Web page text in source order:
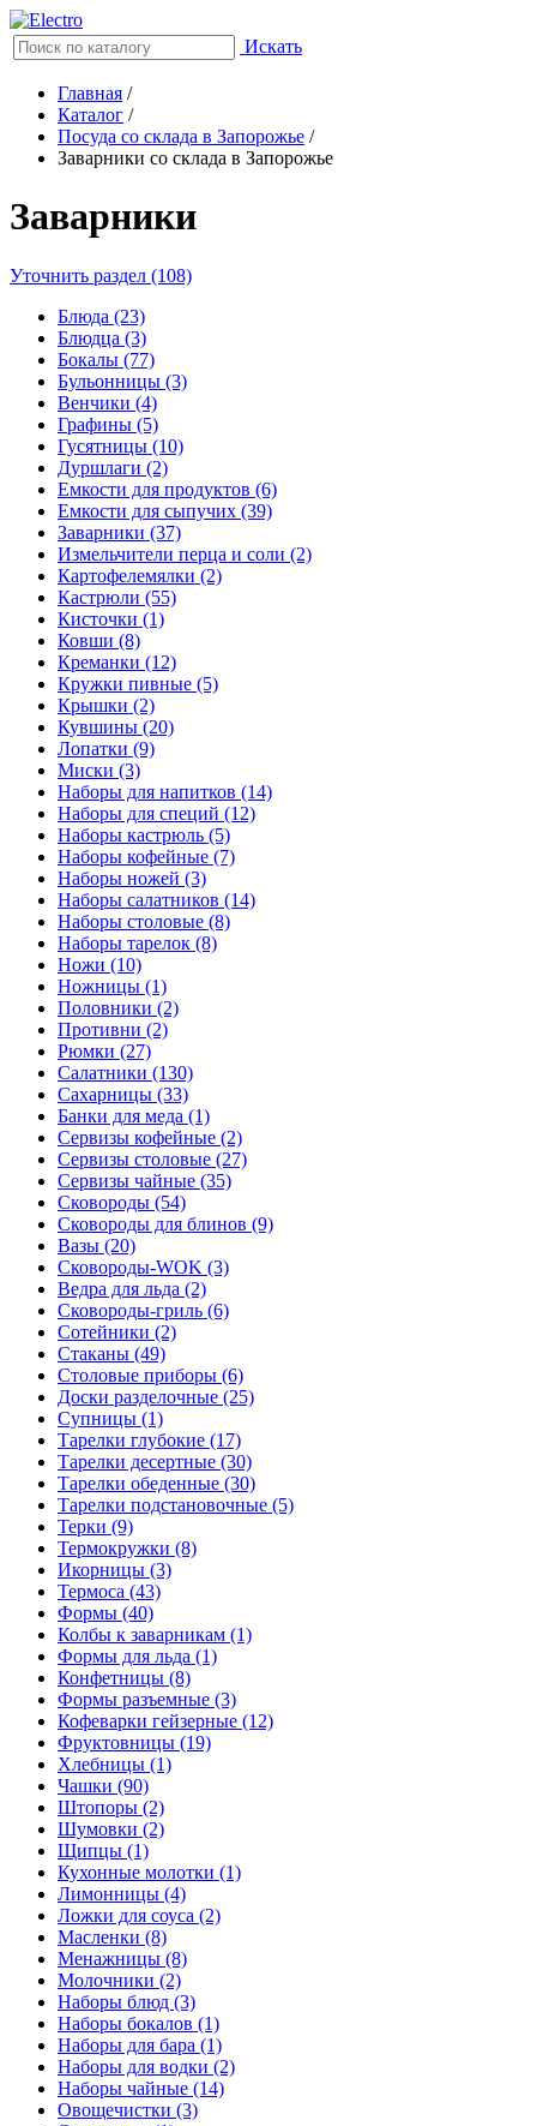
Искать
Главная /
Каталог /
Посуда со склада в Запорожье /
Заварники со склада в Запорожье
Заварники
Уточнить раздел (108)
Блюда (23)
Блюдца (3)
Бокалы (77)
Бульонницы (3)
Венчики (4)
Графины (5)
Гусятницы (10)
Дуршлаги (2)
Емкости для продуктов (6)
Емкости для сыпучих (39)
Заварники (37)
Измельчители перца и соли (2)
Картофелемялки (2)
Кастрюли (55)
Кисточки (1)
Ковши (8)
Креманки (12)
Кружки пивные (5)
Крышки (2)
Кувшины (20)
Лопатки (9)
Миски (3)
Наборы для напитков (14)
Наборы для специй (12)
Наборы кастрюль (5)
Наборы кофейные (7)
Наборы ножей (3)
Наборы салатников (14)
Наборы столовые (8)
Наборы тарелок (8)
Ножи (10)
Ножницы (1)
Половники (2)
Противни (2)
Рюмки (27)
Салатники (130)
Сахарницы (33)
Банки для меда (1)
Сервизы кофейные (2)
Сервизы столовые (27)
Сервизы чайные (35)
Сковороды (54)
Сковороды для блинов (9)
Вазы (20)
Сковороды-WOK (3)
Ведра для льда (2)
Сковороды-гриль (6)
Сотейники (2)
Стаканы (49)
Столовые приборы (6)
Доски разделочные (25)
Супницы (1)
Тарелки глубокие (17)
Тарелки десертные (30)
Тарелки обеденные (30)
Тарелки подстановочные (5)
Терки (9)
Термокружки (8)
Икорницы (3)
Термоса (43)
Формы (40)
Колбы к заварникам (1)
Формы для льда (1)
Конфетницы (8)
Формы разъемные (3)
Кофеварки гейзерные (12)
Фруктовницы (19)
Хлебницы (1)
Чашки (90)
Штопоры (2)
Шумовки (2)
Щипцы (1)
Кухонные молотки (1)
Лимонницы (4)
Ложки для соуса (2)
Масленки (8)
Менажницы (8)
Молочники (2)
Наборы блюд (3)
Наборы бокалов (1)
Наборы для бара (1)
Наборы для водки (2)
Наборы чайные (14)
Овощечистки (3)